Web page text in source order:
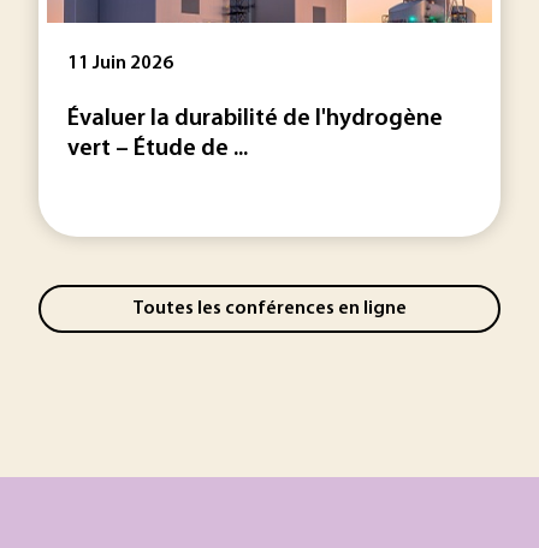
11 Juin 2026
Évaluer la durabilité de l'hydrogène
vert – Étude de ...
Toutes les conférences en ligne